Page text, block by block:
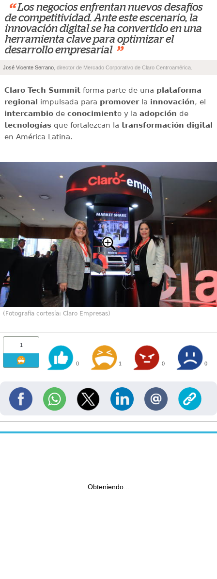
“ Los negocios enfrentan nuevos desafíos
de competitividad. Ante este escenario, la
innovación digital se ha convertido en una
herramienta clave para optimizar el
desarrollo empresarial ”
José Vicente Serrano, director de Mercado Corporativo de Claro Centroamérica.
Claro Tech Summitforma parte de una plataforma
regional
impulsada para promoverla innovación, el
intercambiode conocimiento y la adopción de
tecnologíasque fortalezcan la transformación digital
en América Latina.
(Fotografía cortesía: Claro Empresas)
1
0 1 0 0
Obteniendo...